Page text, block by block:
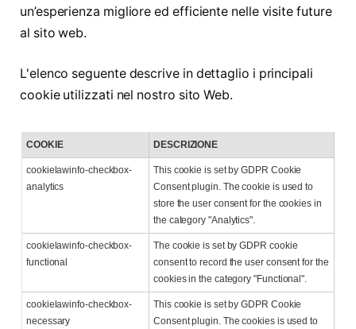
un’esperienza migliore ed efficiente nelle visite future
al sito web.
L'elenco seguente descrive in dettaglio i principali
cookie utilizzati nel nostro sito Web.
COOKIE DESCRIZIONE
cookielawinfo-checkbox-
analytics
This cookie is set by GDPR Cookie
Consent plugin. The cookie is used to
store the user consent for the cookies in
the category "Analytics".
cookielawinfo-checkbox-
functional
The cookie is set by GDPR cookie
consent to record the user consent for the
cookies in the category "Functional".
cookielawinfo-checkbox-
necessary
This cookie is set by GDPR Cookie
Consent plugin. The cookies is used to